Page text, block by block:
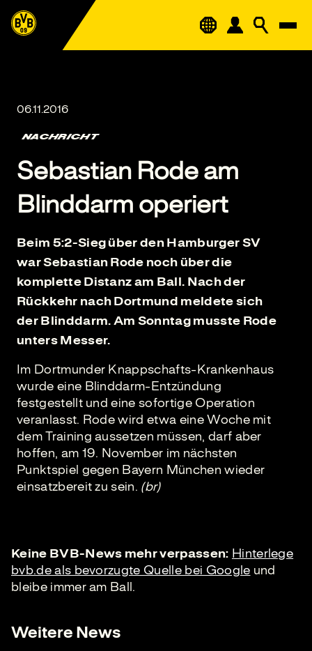
NACHRICHT
Sebastian Rode am
Blinddarm operiert
Beim 5:2-Sieg über den Hamburger SV
war Sebastian Rode noch über die
komplette Distanz am Ball. Nach der
Rückkehr nach Dortmund meldete sich
der Blinddarm. Am Sonntag musste Rode
unters Messer.
Im Dortmunder Knappschafts-Krankenhaus
wurde eine Blinddarm-Entzündung
festgestellt und eine sofortige Operation
veranlasst. Rode wird etwa eine Woche mit
dem Training aussetzen müssen, darf aber
hoffen, am 19. November im nächsten
Punktspiel gegen Bayern München wieder
einsatzbereit zu sein. (br)
Keine BVB-News mehr verpassen: Hinterlege
bvb.de als bevorzugte Quelle bei Google und
bleibe immer am Ball.
Weitere News